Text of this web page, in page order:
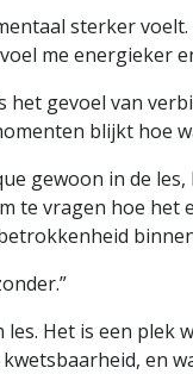
sterker voelt.
me energieker
gevoel van
blijkt hoe
gewoon in de les,
te vragen hoe
les. Het is een
en